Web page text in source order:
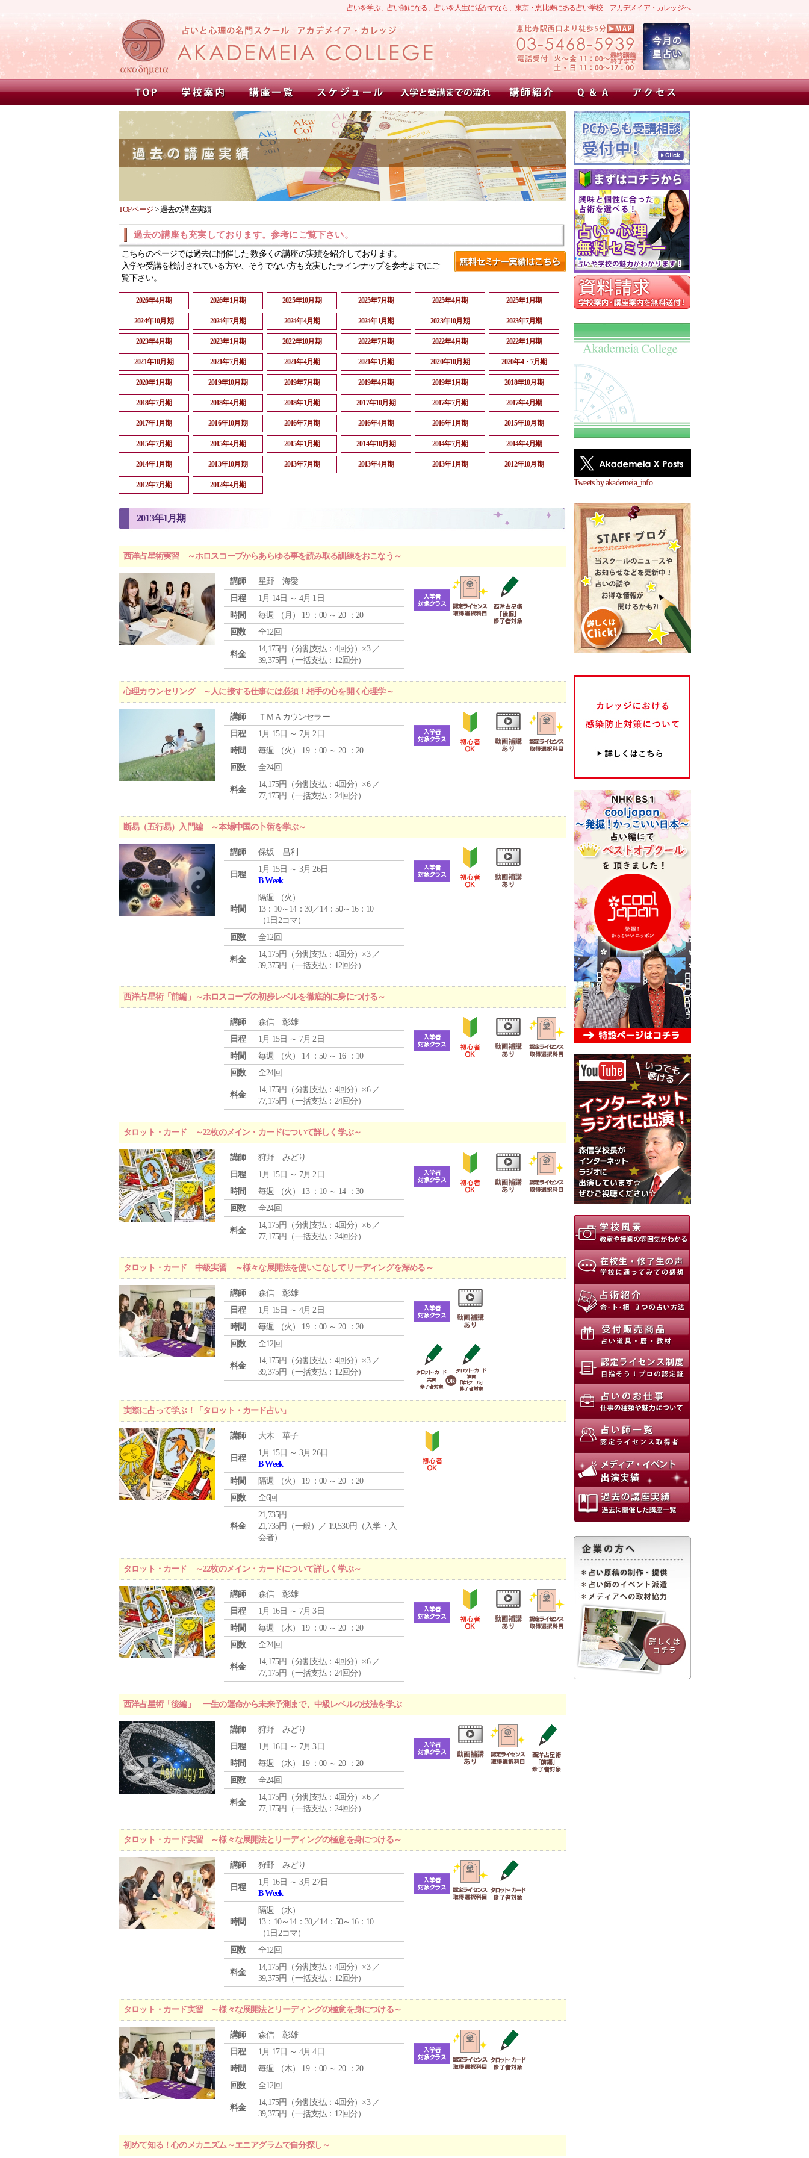
占いを学ぶ、占い師になる、占いを人生に活かすなら、東京・恵比寿にある占い学校 アカデメイア・カレッジへ
Tweets by akademeia_info
TOPページ>過去の講座実績
過去の講座も充実しております。参考にご覧下さい。
こちらのページでは過去に開催した 数多くの講座の実績を紹介しております。
入学や受講を検討されている方や、そうでない方も充実したラインナップを参考までにご
覧下さい。
2026年4月期 2026年1月期 2025年10月期 2025年7月期 2025年4月期 2025年1月期
2024年10月期 2024年7月期 2024年4月期 2024年1月期 2023年10月期 2023年7月期
2023年4月期 2023年1月期 2022年10月期 2022年7月期 2022年4月期 2022年1月期
2021年10月期 2021年7月期 2021年4月期 2021年1月期 2020年10月期 2020年4・7月期
2020年1月期 2019年10月期 2019年7月期 2019年4月期 2019年1月期 2018年10月期
2018年7月期 2018年4月期 2018年1月期 2017年10月期 2017年7月期 2017年4月期
2017年1月期 2016年10月期 2016年7月期 2016年4月期 2016年1月期 2015年10月期
2015年7月期 2015年4月期 2015年1月期 2014年10月期 2014年7月期 2014年4月期
2014年1月期 2013年10月期 2013年7月期 2013年4月期 2013年1月期 2012年10月期
2012年7月期 2012年4月期
2013年1月期
西洋占星術実習 ～ホロスコープからあらゆる事を読み取る訓練をおこなう～
講師
星野 海愛
日程
1月 14日 ～ 4月 1日
時間
毎週 （ 月 ） 19 ：00 ～ 20 ：20
回数
全12回
料金
14,175円（分割支払：4回分）×3 ／
39,375円（一括支払：12回分）
心理カウンセリング ～人に接する仕事には必須！相手の心を開く心理学～
講師
ＴＭＡカウンセラー
日程
1月 15日 ～ 7月 2日
時間
毎週 （火 ） 19 ：00 ～ 20 ：20
回数
全24回
料金
14,175円（分割支払：4回分）×6 ／
77,175円（一括支払：24回分）
断易（五行易）入門編 ～本場中国の卜術を学ぶ～
講師 保坂 昌利
日程
1月 15日 ～ 3月 26日
B Week
時間
隔週 （火 ）
13：10～14：30／14：50～16：10
（1日2コマ）
回数
全12回
料金
14,175円（分割支払：4回分）×3 ／
39,375円（一括支払：12回分）
西洋占星術「前編」～ホロスコープの初歩レベルを徹底的に身につける～
講師
森信 彰雄
日程
1月 15日 ～ 7月 2日
時間
毎週 （火 ） 14 ：50 ～ 16 ：10
回数
全24回
料金
14,175円（分割支払：4回分）×6 ／
77,175円（一括支払：24回分）
タロット・カード ～22枚のメイン・カードについて詳しく学ぶ～
講師
狩野 みどり
日程
1月 15日 ～ 7月 2日
時間
毎週 （火 ） 13 ：10 ～ 14 ：30
回数
全24回
料金
14,175円（分割支払：4回分）×6 ／
77,175円（一括支払：24回分）
タロット・カード 中級実習 ～様々な展開法を使いこなしてリーディングを深める～
講師
森信 彰雄
日程
1月 15日 ～ 4月 2日
時間
毎週 （火 ） 19 ：00 ～ 20 ：20
回数
全12回
料金
14,175円（分割支払：4回分）×3 ／
39,375円（一括支払：12回分）
実際に占って学ぶ！「タロット・カード占い」
講師 大木 華子
日程
1月 15日 ～ 3月 26日
B Week
時間
隔週 （火 ） 19 ：00 ～ 20 ：20
回数
全6回
料金
21,735円
21,735円（一般）／ 19,530円（入学・入
会者）
タロット・カード ～22枚のメイン・カードについて詳しく学ぶ～
講師
森信 彰雄
日程
1月 16日 ～ 7月 3日
時間
毎週 （水） 19 ：00 ～ 20 ：20
回数
全24回
料金
14,175円（分割支払：4回分）×6 ／
77,175円（一括支払：24回分）
西洋占星術「後編」 一生の運命から未来予測まで、中級レベルの技法を学ぶ
講師
狩野 みどり
日程
1月 16日 ～ 7月 3日
時間
毎週 （水） 19 ：00 ～ 20 ：20
回数
全24回
料金
14,175円（分割支払：4回分）×6 ／
77,175円（一括支払：24回分）
タロット・カード実習 ～様々な展開法とリーディングの極意を身につける～
講師 狩野 みどり
日程
1月 16日 ～ 3月 27日
B Week
時間
隔週 （水）
13：10～14：30／14：50～16：10
（1日2コマ）
回数
全12回
料金
14,175円（分割支払：4回分）×3 ／
39,375円（一括支払：12回分）
タロット・カード実習 ～様々な展開法とリーディングの極意を身につける～
講師
森信 彰雄
日程
1月 17日 ～ 4月 4日
時間
毎週 （木） 19 ：00 ～ 20 ：20
回数
全12回
料金
14,175円（分割支払：4回分）×3 ／
39,375円（一括支払：12回分）
初めて知る！心のメカニズム～エニアグラムで自分探し～